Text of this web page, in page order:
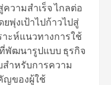
วามสำเร็จ ไกลต่อ
พุ่งเป้าไปก้าวไปสู่
าะห์แนวทางการใช้
พัฒนารูปแบบ ธุรกิจ
ำหรับการความ
ญของผู้ใช้